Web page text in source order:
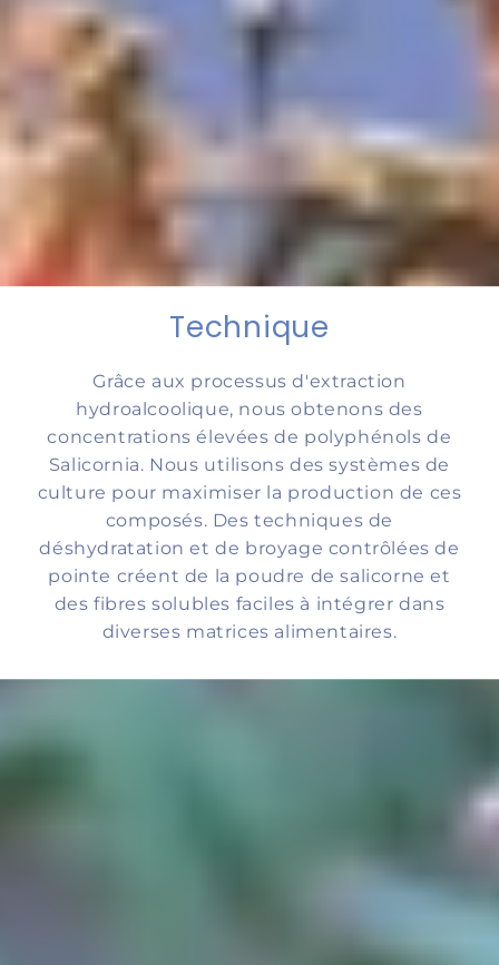
Technique
Grâce aux processus d'extraction
hydroalcoolique, nous obtenons des
concentrations élevées de polyphénols de
Salicornia. Nous utilisons des systèmes de
culture pour maximiser la production de ces
composés. Des techniques de
déshydratation et de broyage contrôlées de
pointe créent de la poudre de salicorne et
des fibres solubles faciles à intégrer dans
diverses matrices alimentaires.